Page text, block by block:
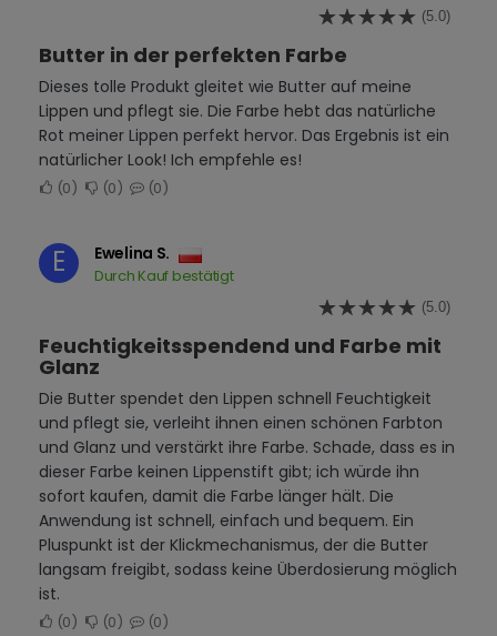
(5.0)
Butter in der perfekten Farbe
Dieses tolle Produkt gleitet wie Butter auf meine
Lippen und pflegt sie. Die Farbe hebt das natürliche
Rot meiner Lippen perfekt hervor. Das Ergebnis ist ein
natürlicher Look! Ich empfehle es!
0 0 0
E Ewelina S.
Durch Kauf bestätigt
(5.0)
Feuchtigkeitsspendend und Farbe mit
Glanz
Die Butter spendet den Lippen schnell Feuchtigkeit
und pflegt sie, verleiht ihnen einen schönen Farbton
und Glanz und verstärkt ihre Farbe. Schade, dass es in
dieser Farbe keinen Lippenstift gibt; ich würde ihn
sofort kaufen, damit die Farbe länger hält. Die
Anwendung ist schnell, einfach und bequem. Ein
Pluspunkt ist der Klickmechanismus, der die Butter
langsam freigibt, sodass keine Überdosierung möglich
ist.
0 0 0